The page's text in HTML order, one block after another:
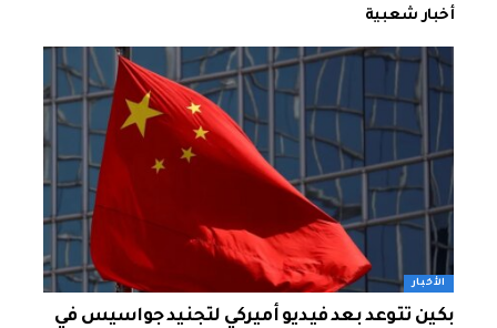
أخبار شعبية
الأخبار
بكين تتوعد بعد فيديو أميركي لتجنيد جواسيس في